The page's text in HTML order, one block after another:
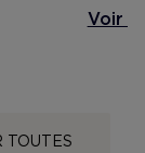
Voir
TOUTES